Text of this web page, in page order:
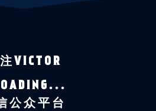
VICTOR
公众平台